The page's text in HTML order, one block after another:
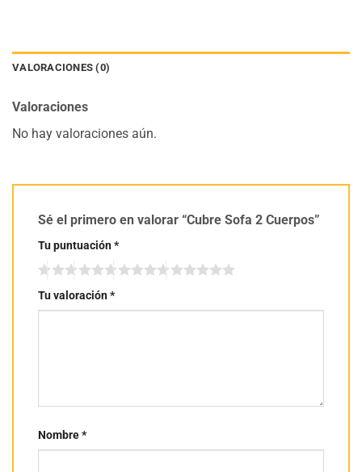
VALORACIONES (0)
Valoraciones
No hay valoraciones aún.
Sé el primero en valorar “Cubre Sofa 2 Cuerpos”
Tu puntuación*
Tu valoración*
Nombre*